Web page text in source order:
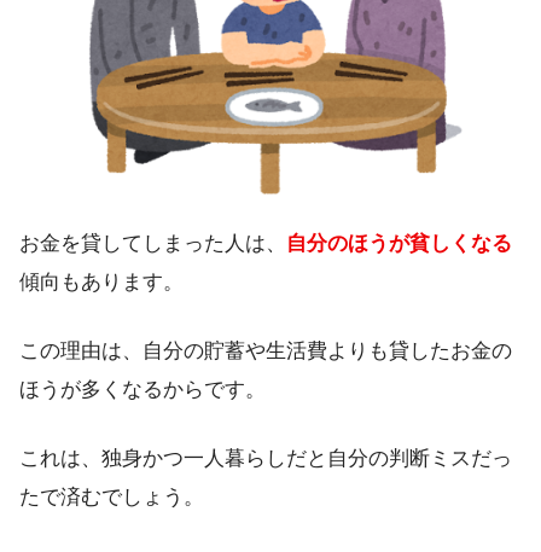
お金を貸してしまった人は、
自分のほうが貧しくなる
傾向もあります。
この理由は、自分の貯蓄や生活費よりも貸したお金の
ほうが多くなるからです。
これは、独身かつ一人暮らしだと自分の判断ミスだっ
たで済むでしょう。